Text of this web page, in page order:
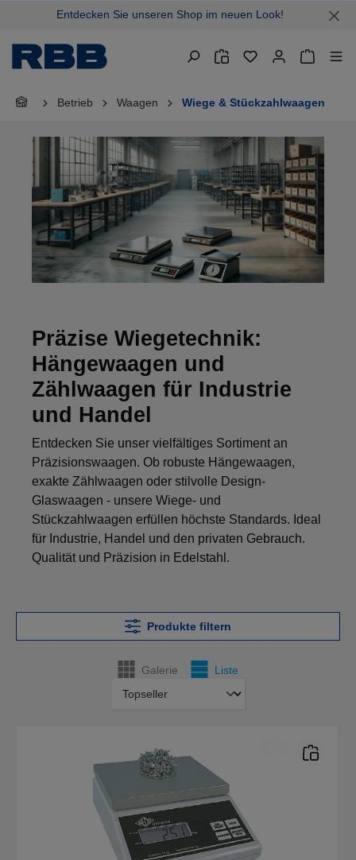
springenEntdecken Sie unseren Shop im neuen Look!
Betrieb Waagen Wiege & Stückzahlwaagen
Präzise Wiegetechnik:
Hängewaagen und
Zählwaagen für Industrie
und Handel
Entdecken Sie unser vielfältiges Sortiment an
Präzisionswaagen. Ob robuste Hängewaagen,
exakte Zählwaagen oder stilvolle Design-
Glaswaagen - unsere Wiege- und
Stückzahlwaagen erfüllen höchste Standards. Ideal
für Industrie, Handel und den privaten Gebrauch.
Qualität und Präzision in Edelstahl.
Produkte filtern
Galerie Liste